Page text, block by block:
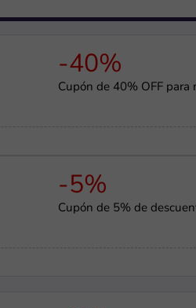
-40%
Cupón de 40% OFF para
-5%
Cupón de 5% de